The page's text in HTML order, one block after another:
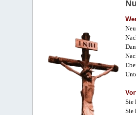
Sie
Sie